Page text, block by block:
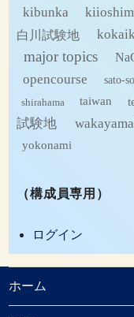
kibunka
白川試験地
major topics
opencourse sato-
shirahama taiwan
試験地
yokonami
（構成員専用）
ログイン
ホーム